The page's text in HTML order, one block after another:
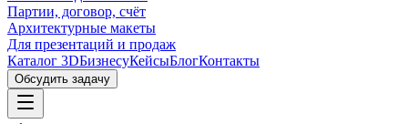
Партии, договор, счёт
Архитектурные макеты
Для презентаций и продаж
Каталог 3DБизнесуКейсыБлогКонтакты
Обсудить задачу